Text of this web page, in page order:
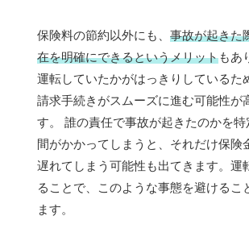
保険料の節約以外にも、 事故が起きた
在を明確にできるというメリットもあ
運転していたかがはっきりしているた
請求手続きがスムーズに進む可能性が
す。 誰の責任で事故が起きたのかを
間がかかってしまうと、それだけ保険
遅れてしまう可能性も出てきます。運
ることで、このような事態を避けるこ
ます。